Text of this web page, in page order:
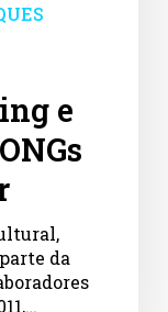
e
da